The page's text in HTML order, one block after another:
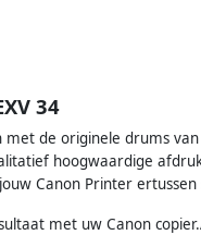
34
de originele drums
hoogwaardige
Canon Printer ertussen
met uw Canon